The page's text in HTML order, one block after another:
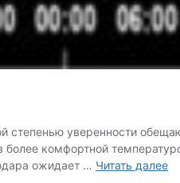
степенью уверенности
комфортной
ожидает … Читать далееНа